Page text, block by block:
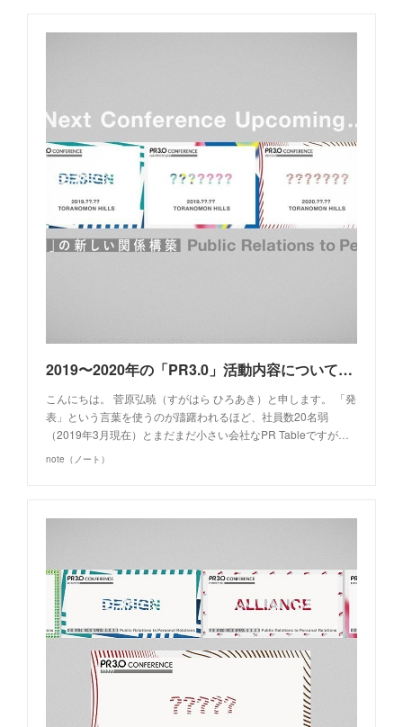
2019〜2020年の「PR3.0」活動内容について発表します｜菅原 弘暁｜note
こんにちは。 菅原弘暁（すがはら ひろあき）と申します。 「発
表」という言葉を使うのが躊躇われるほど、社員数20名弱
（2019年3月現在）とまだまだ小さい会社なPR Tableですが…
note（ノート）